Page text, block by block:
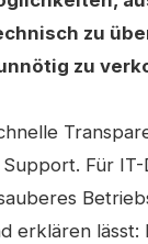
zu
zu
Für
erklären lässt: